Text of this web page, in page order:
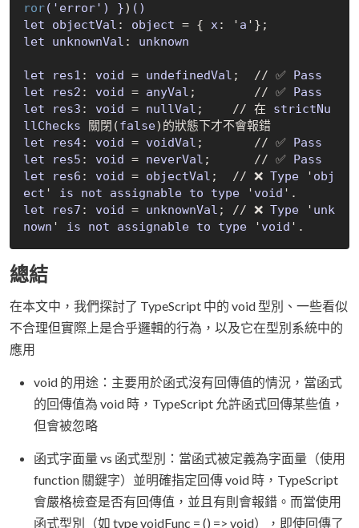
ror( 'error' ) }) ()
let
objectVal : object = { x: ' a
let
unknownVal : unknown
let res1 : void = undefinedVal ;  // ✅
Pass
let
res2 : void = anyVal ;        // ✅
Pass
let
res3 : void = nullVal ;    // 在 strictNu
llChecks 關閉(false
)的狀態下才不會報錯
let
res4: void = voidVal ;       // ✅
Pass
let
res5 : void = neverVal ;      // ✅
Pass
let
res6 : void = objectVal ;  // ❌ Type ' obj
ect ' is not assignable to type ' void
let
res7 : void = unknownVal ; // ❌ Type ' unk
nown ' is not assignable to type ' void
總結
在本文中，我們探討了 TypeScript 中的 void 型別、一些看似
不合理但實際上是合乎邏輯的行為，以及它在型別系統中的
應用
void 的用途：主要用於函式沒有回傳值的情況，當函式
的回傳值為 void 時，TypeScript 允許函式回傳某些值，
但會被忽略
函式字面量 vs 函式型別：當函式被定義為字面量（使用
function 關鍵字）並明確指定回傳 void 時，TypeScript
會嚴格檢查是否有回傳值，並且有則會報錯。而當使用
函式型別（如 type voidFunc = () => void），即使回傳了